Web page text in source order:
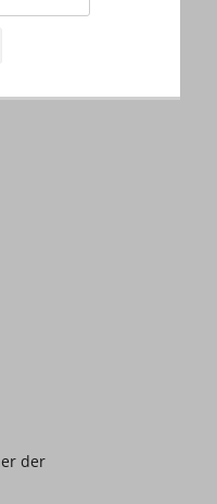
der